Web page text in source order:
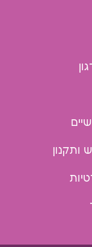
ותקנון